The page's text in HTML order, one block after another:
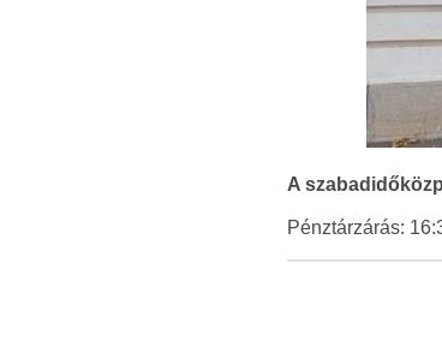
A
Pénztárzárás: